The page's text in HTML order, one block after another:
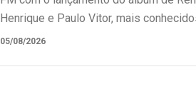
Henrique e Paulo Vitor, mais
vivem um novo…
05/08/2026